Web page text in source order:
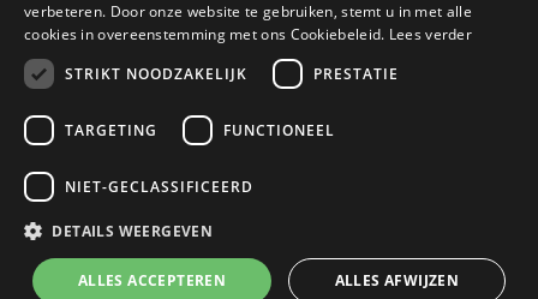
PIT voor jouw administratie
Keizersveld 41a
5803 AM Venray
info@pitadministratie.nl
Privacy policy
Sitemap Algemene voorwaarden
verbeteren. Door onze website te gebruiken, stemt u in met alle
cookies in overeenstemming met ons Cookiebeleid. Lees verder
STRIKT NOODZAKELIJK
PRESTATIE
TARGETING FUNCTIONEEL
NIET-GECLASSIFICEERD
DETAILS WEERGEVEN
ALLES ACCEPTEREN ALLES AFWIJZEN